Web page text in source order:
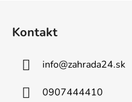
Kontakt
info@zahrada24.sk
0907444410